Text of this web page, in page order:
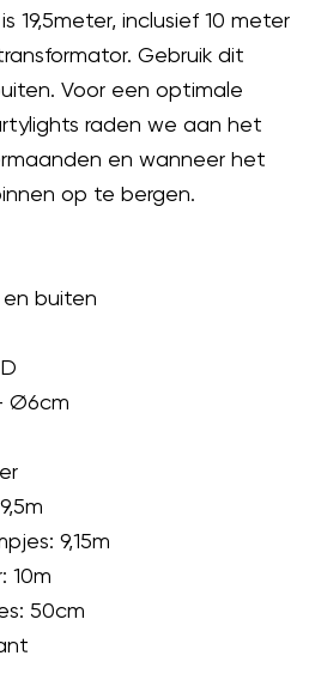
19,5meter, inclusief 10 meter
Gebruik dit
Voor een optimale
raden we aan het
en wanneer het
op te bergen.
buiten
Ø6cm
9,15m
10m
50cm